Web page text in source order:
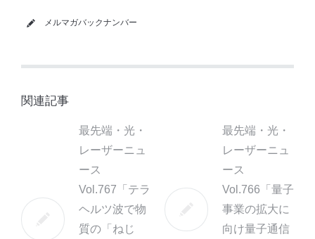
メルマガバックナンバー
関連記事
最先端・光・
レーザーニュ
ース
Vol.767「テラ
ヘルツ波で物
質の「ねじ
最先端・光・
レーザーニュ
ース
Vol.766「量子
事業の拡大に
向け量子通信